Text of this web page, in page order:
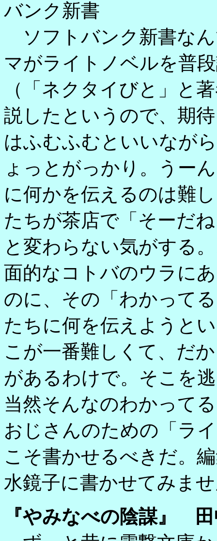
バンク新書
ソフトバンク新書な
マがライトノベルを普
（「ネクタイびと」と
説したというので、期
はふむふむといいなが
ょっとがっかり。うー
に何かを伝えるのは難
たちが茶店で「そーだ
と変わらない気がする
面的なコトバのウラに
のに、その「わかって
たちに何を伝えようと
こが一番難しくて、だ
があるわけで。そこを
当然そんなのわかって
おじさんのための「ラ
こそ書かせるべきだ。
水鏡子に書かせてみま
『やみなべの陰謀』